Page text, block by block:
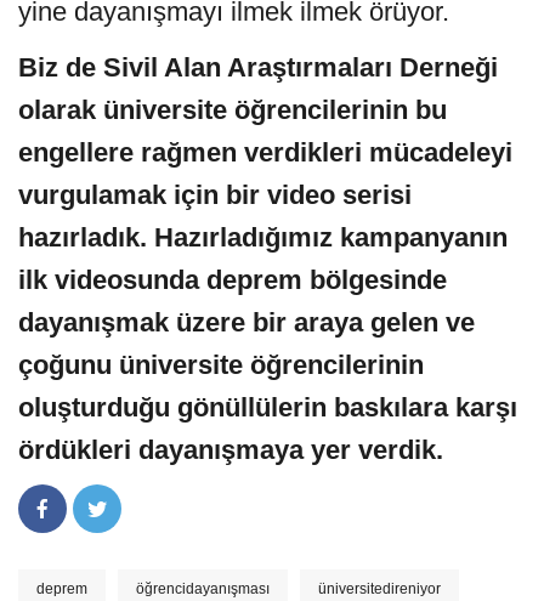
yine dayanışmayı ilmek ilmek örüyor.
Biz de Sivil Alan Araştırmaları Derneği
olarak üniversite öğrencilerinin bu
engellere rağmen verdikleri mücadeleyi
vurgulamak için bir video serisi
hazırladık. Hazırladığımız kampanyanın
ilk videosunda deprem bölgesinde
dayanışmak üzere bir araya gelen ve
çoğunu üniversite öğrencilerinin
oluşturduğu gönüllülerin baskılara karşı
ördükleri dayanışmaya yer verdik.
deprem öğrencidayanışması üniversitedireniyor